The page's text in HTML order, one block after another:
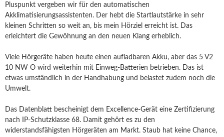
Pluspunkt vergeben wir für den automatischen
Akklimatisierungsassistenten. Der hebt die Startlautstärke in sehr
kleinen Schritten so weit an, bis mein Hörziel erreicht ist. Das
erleichtert die Gewöhnung an den neuen Klang erheblich.
Viele Hörgeräte haben heute einen aufladbaren Akku, aber das 5 V2
10 NW O wird weiterhin mit Einweg-Batterien betrieben. Das ist
etwas umständlich in der Handhabung und belastet zudem noch die
Umwelt.
Das Datenblatt bescheinigt dem Excellence-Gerät eine Zertifizierung
nach IP-Schutzklasse 68. Damit gehört es zu den
widerstandsfähigsten Hörgeräten am Markt. Staub hat keine Chance,